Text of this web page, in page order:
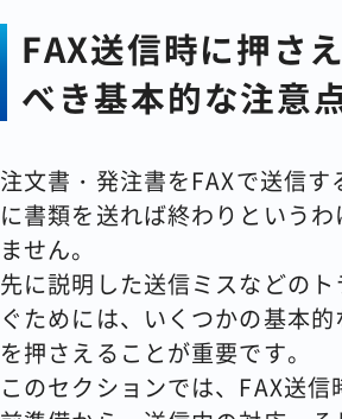
FAX送信時に押さ
べき基本的な注意
注文書・発注書をFAXで送信す
に書類を送れば終わりというわ
ません。
先に説明した送信ミスなどの
ぐためには、いくつかの基本的
を押さえることが重要です。
このセクションでは、FAX送信